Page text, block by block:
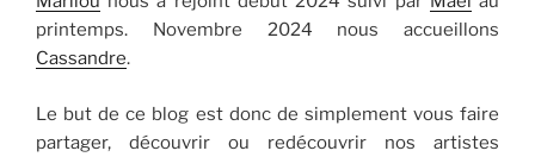
printemps. Novembre 2024 nous accueillons
Cassandre.
Le but de ce blog est donc de simplement vous faire
partager, découvrir ou redécouvrir nos artistes